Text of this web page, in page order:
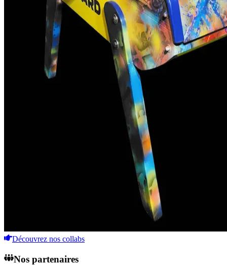
Découvrez nos collabs
Nos partenaires